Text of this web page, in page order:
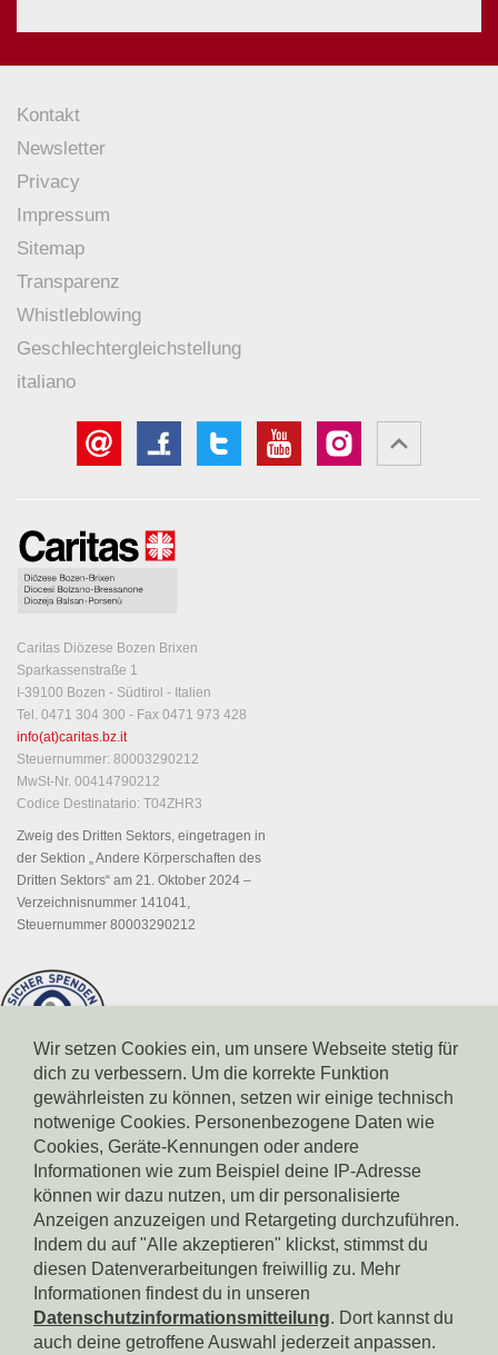
Kontakt
Newsletter
Privacy
Impressum
Sitemap
Transparenz
Whistleblowing
Geschlechtergleichstellung
italiano
Caritas Diözese Bozen Brixen
Sparkassenstraße 1
I-39100 Bozen - Südtirol - Italien
Tel. 0471 304 300 - Fax 0471 973 428
info(at)caritas.bz.it
Steuernummer: 80003290212
MwSt-Nr. 00414790212
Codice Destinatario: T04ZHR3
Zweig des Dritten Sektors, eingetragen in
der Sektion „ Andere Körperschaften des
Dritten Sektors“ am 21. Oktober 2024 –
Verzeichnisnummer 141041,
Steuernummer 80003290212
Spendenkonto Südtiroler Sparkasse
IBAN: IT17X0604511601000000110801
BIC: CRBZIT2B001
Spendenkonto Intesa Sanpaolo
IBAN: IT18B0306911619000006000065
BIC: BCITITMM
Wir setzen Cookies ein, um unsere Webseite stetig für
dich zu verbessern. Um die korrekte Funktion
gewährleisten zu können, setzen wir einige technisch
notwenige Cookies. Personenbezogene Daten wie
Cookies, Geräte-Kennungen oder andere
Informationen wie zum Beispiel deine IP-Adresse
können wir dazu nutzen, um dir personalisierte
Anzeigen anzuzeigen und Retargeting durchzuführen.
Indem du auf "Alle akzeptieren" klickst, stimmst du
diesen Datenverarbeitungen freiwillig zu. Mehr
Informationen findest du in unseren
Datenschutzinformationsmitteilung. Dort kannst du
auch deine getroffene Auswahl jederzeit anpassen.